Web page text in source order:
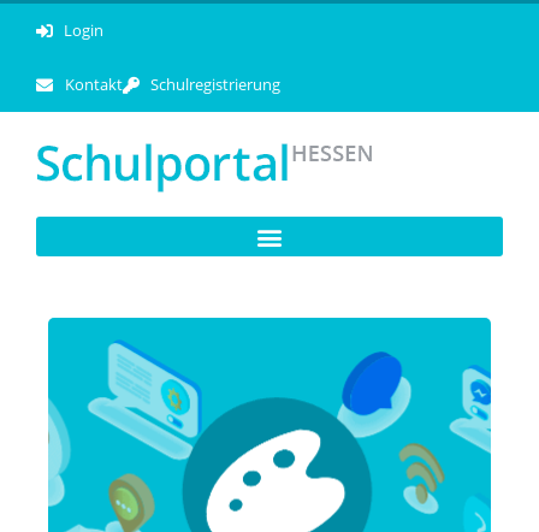
Login
Kontakt Schulregistrierung